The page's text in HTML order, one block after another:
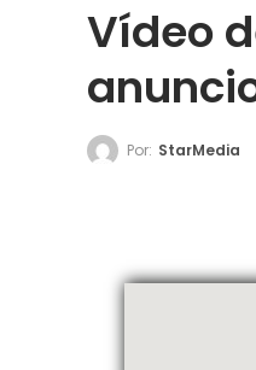
Vídeo
Por: StarMedia